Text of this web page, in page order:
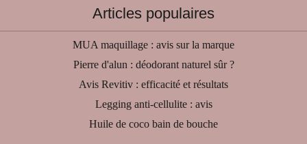
Articles populaires
MUA maquillage : avis sur la marque
Pierre d'alun : déodorant naturel sûr ?
Avis Revitiv : efficacité et résultats
Legging anti-cellulite : avis
Huile de coco bain de bouche